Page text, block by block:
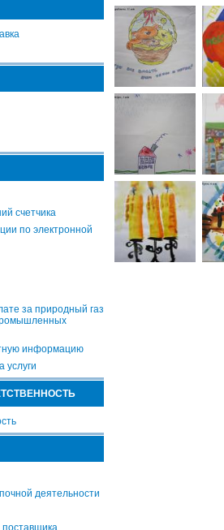
счетчика
по электронной
за природный газ
информацию
услуги
деятельности
поставщика